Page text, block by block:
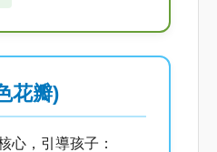
花瓣)
心，引導孩子：